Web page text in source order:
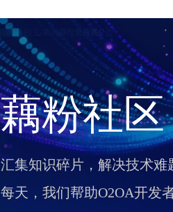
藕粉社区
汇集知识碎片，解决技术难
每天，我们帮助O2OA开发